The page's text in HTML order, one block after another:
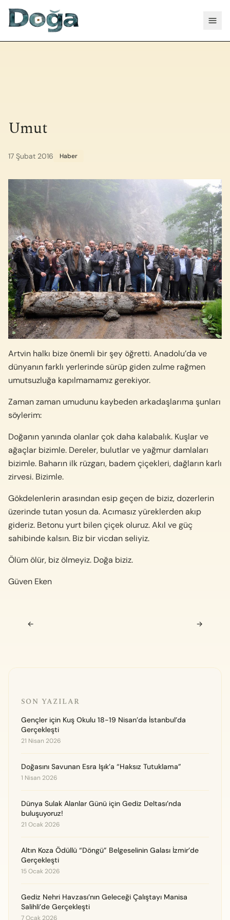
Umut
17 Şubat 2016 Haber
Artvin halkı bize önemli bir şey öğretti. Anadolu’da ve
dünyanın farklı yerlerinde sürüp giden zulme rağmen
umutsuzluğa kapılmamamız gerekiyor.
Zaman zaman umudunu kaybeden arkadaşlarıma şunları
söylerim:
Doğanın yanında olanlar çok daha kalabalık. Kuşlar ve
ağaçlar bizimle. Dereler, bulutlar ve yağmur damlaları
bizimle. Baharın ilk rüzgarı, badem çiçekleri, dağların karlı
zirvesi. Bizimle.
Gökdelenlerin arasından esip geçen de biziz, dozerlerin
üzerinde tutan yosun da. Acımasız yüreklerden akıp
gideriz. Betonu yurt bilen çiçek oluruz. Akıl ve güç
sahibinde kalsın. Biz bir vicdan seliyiz.
Ölüm ölür, biz ölmeyiz. Doğa biziz.
Güven Eken
Navigasyon sonrası
← →
SON YAZILAR
Gençler için Kuş Okulu 18-19 Nisan’da İstanbul’da
Gerçekleşti
21 Nisan 2026
Doğasını Savunan Esra Işık’a “Haksız Tutuklama”
1 Nisan 2026
Dünya Sulak Alanlar Günü için Gediz Deltası’nda
buluşuyoruz!
21 Ocak 2026
Altın Koza Ödüllü “Döngü” Belgeselinin Galası İzmir’de
Gerçekleşti
15 Ocak 2026
Gediz Nehri Havzası’nın Geleceği Çalıştayı Manisa
Salihli’de Gerçekleşti
7 Ocak 2026